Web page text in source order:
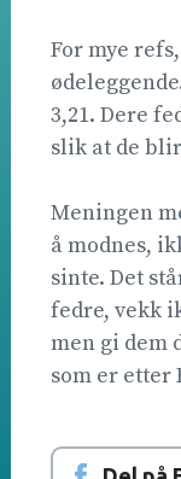
For mye
3,21. Dere
slik at de
Meningen
å modnes,
sinte. Det
fedre, vekk
men gi dem
som er etter